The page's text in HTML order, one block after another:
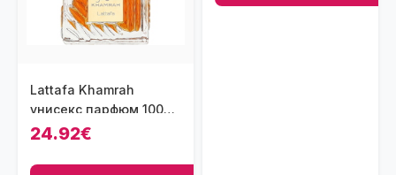
Lattafa Khamrah
унисекс парфюм 100
мл - EDP
24.92€